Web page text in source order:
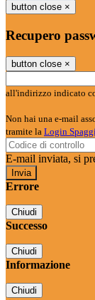
button close ×
Recupero
button close ×
all'indirizzo indicato
Non hai una e-mail
tramite la Login
E-mail inviata, si
Errore
Chiudi
Successo
Chiudi
Informazione
Chiudi